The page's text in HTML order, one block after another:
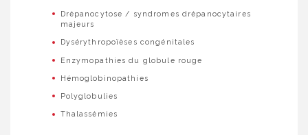
Drépanocytose / syndromes drépanocytaires
majeurs
Dysérythropoïèses congénitales
Enzymopathies du globule rouge
Hémoglobinopathies
Polyglobulies
Thalassémies